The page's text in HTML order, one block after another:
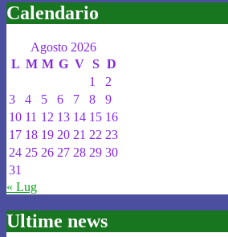
Calendario
Agosto 2026
L M M G V S D
1
2
3
4 5 6 7 8
9
10 11 12 13 14 15 16
17 18 19 20 21 22 23
24 25 26 27 28 29 30
31
« Lug
Ultime news